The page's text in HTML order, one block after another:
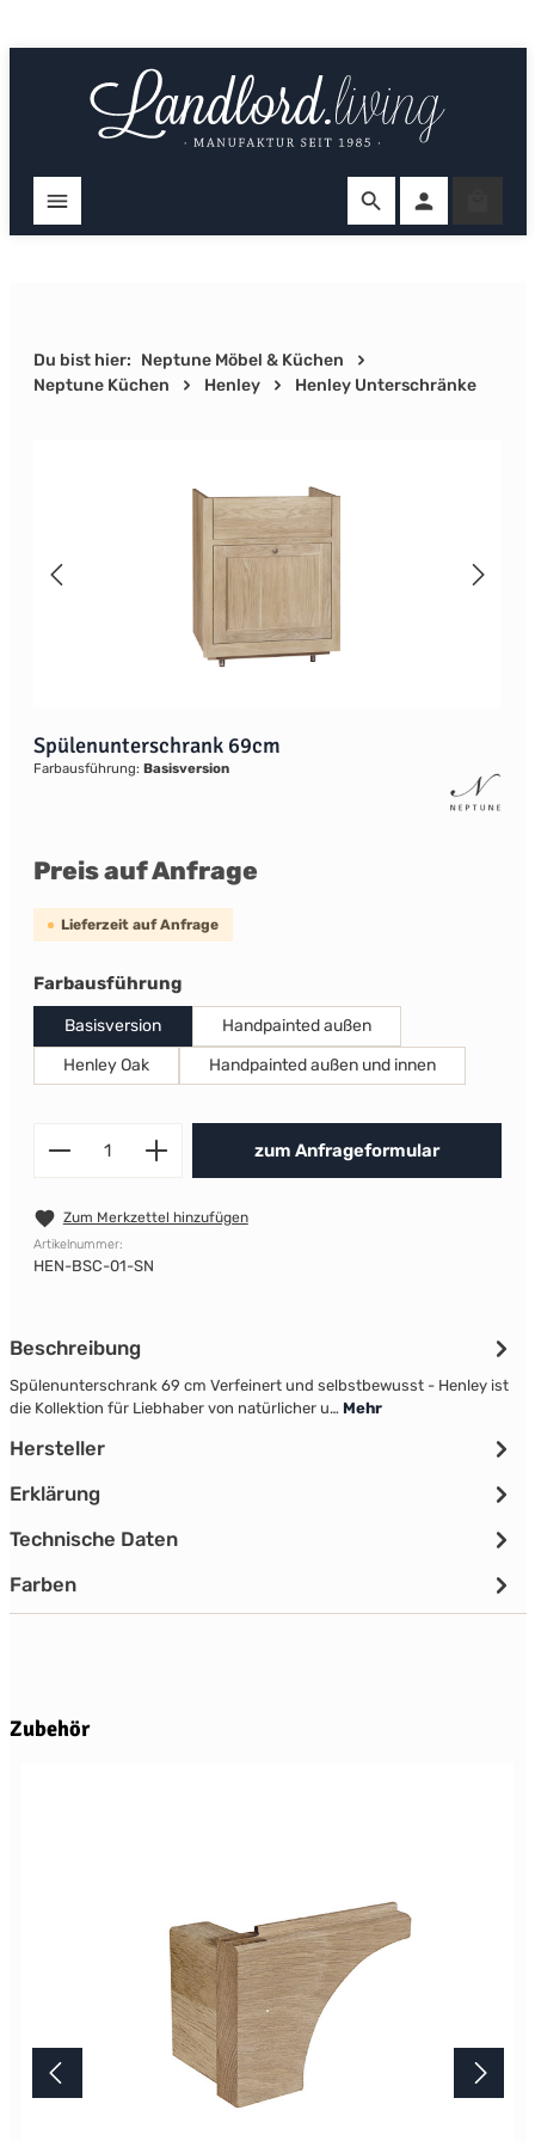
Du bist hier: Neptune Möbel & Küchen
Neptune Küchen
Henley Henley Unterschränke
Spülenunterschrank 69cm
Farbausführung: Basisversion
Preis auf Anfrage
Lieferzeit auf Anfrage
Farbausführungauswählen
Basisversion
Handpainted außen
Henley Oak
Handpainted außen und innen
Produkt Anzahl: Gib den
zum Anfrageformular
Zum Merkzettel hinzufügen
Artikelnummer:
HEN-BSC-01-SN
Beschreibung
Spülenunterschrank 69 cm Verfeinert und selbstbewusst - Henley ist
die Kollektion für Liebhaber von natürlicher u… Mehr
Hersteller
Erklärung
Technische Daten
Farben
Produktgalerie überspringen
Zubehör